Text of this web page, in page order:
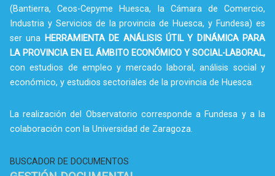
(Bantierra, Ceos-Cepyme Huesca, la Cámara de Comercio,
Industria y Servicios de la provincia de Huesca, y Fundesa) es
ser una HERRAMIENTA DE ANÁLISIS ÚTIL Y DINÁMICA PARA
LA PROVINCIA EN EL ÁMBITO ECONÓMICO Y SOCIAL-LABORAL,
con estudios de empleo y mercado laboral, análisis social y
económico, y estudios sectoriales de la provincia de Huesca.
La realización del Observatorio corresponde a Fundesa y a la
colaboración con la Universidad de Zaragoza.
BUSCADOR DE DOCUMENTOS